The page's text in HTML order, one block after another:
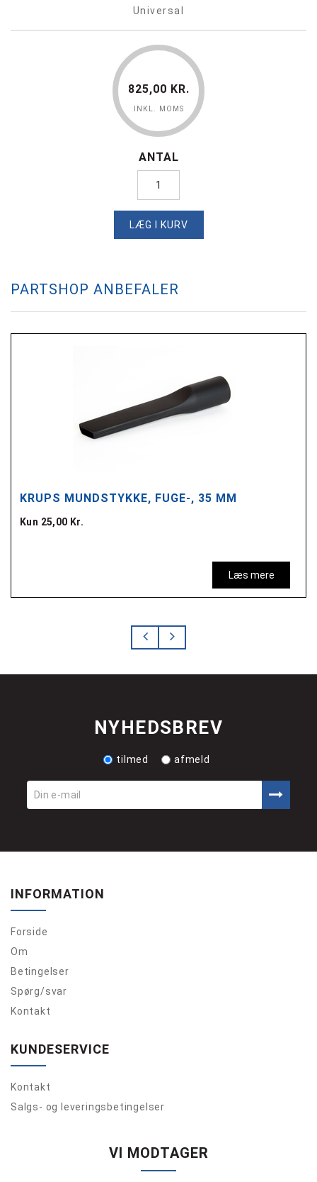
Universal
825,00 KR.
INKL. MOMS
ANTAL
LÆG I KURV
PARTSHOP ANBEFALER
KRUPS MUNDSTYKKE, FUGE-, 35 MM
Kun 25,00 Kr.
Læs mere
NYHEDSBREV
tilmed afmeld
INFORMATION
Forside
Om
Betingelser
Spørg/svar
Kontakt
KUNDESERVICE
Kontakt
Salgs- og leveringsbetingelser
VI MODTAGER